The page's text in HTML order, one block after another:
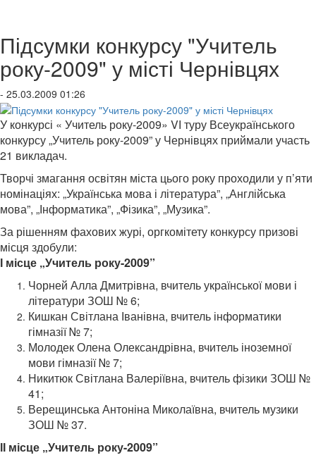
Підсумки конкурсу "Учитель
року-2009" у місті Чернівцях
- 25.03.2009 01:26
У конкурсі « Учитель року-2009» VІ туру Всеукраїнського
конкурсу „Учитель року-2009” у Чернівцях приймали участь
21 викладач.
Творчі змагання освітян міста цього року проходили у п’яти
номінаціях: „Українська мова і література”, „Англійська
мова”, „Інформатика”, „Фізика”, „Музика”.
За рішенням фахових журі, оргкомітету конкурсу призові
місця здобули:
І місце „Учитель року-2009”
Чорней Алла Дмитрівна, вчитель української мови і
літератури ЗОШ № 6;
Кишкан Світлана Іванівна, вчитель інформатики
гімназії № 7;
Молодек Олена Олександрівна, вчитель іноземної
мови гімназії № 7;
Никитюк Світлана Валеріївна, вчитель фізики ЗОШ №
41;
Верещинська Антоніна Миколаївна, вчитель музики
ЗОШ № 37.
ІІ місце „Учитель року-2009”